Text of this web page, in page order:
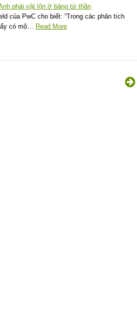
phải vật lộn ở bảng tử thần
của PwC cho biết: “Trong các phân tích
có mộ…
Read More